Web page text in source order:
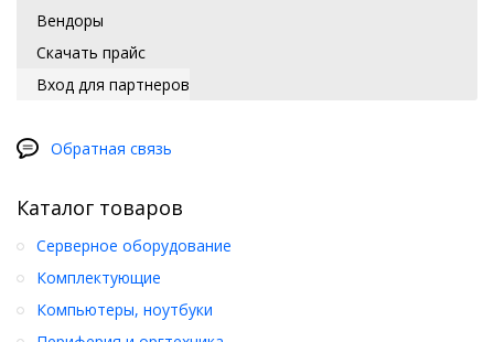
Вендоры
Скачать прайс
Вход для партнеров
Обратная связь
Каталог товаров
Серверное оборудование
Комплектующие
Компьютеры, ноутбуки